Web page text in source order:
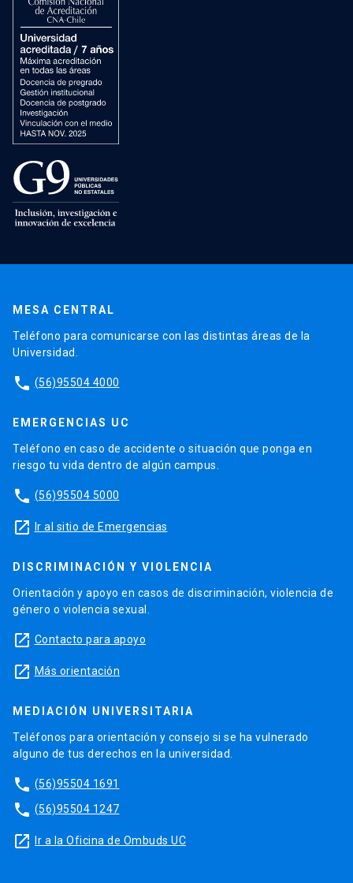
MESA CENTRAL
Teléfono para comunicarse con las distintas áreas de la
Universidad.
phone (56)95504 4000
EMERGENCIAS UC
Teléfono en caso de accidente o situación que ponga en
riesgo tu vida dentro de algún campus.
phone (56)95504 5000
launch Ir al sitio de Emergencias
DISCRIMINACIÓN Y VIOLENCIA
Orientación y apoyo en casos de discriminación, violencia de
género o violencia sexual.
launch Contacto para apoyo
launch Más orientación
MEDIACIÓN UNIVERSITARIA
Teléfonos para orientación y consejo si se ha vulnerado
alguno de tus derechos en la universidad.
phone (56)95504 1691
phone (56)95504 1247
launch Ir a la Oficina de Ombuds UC